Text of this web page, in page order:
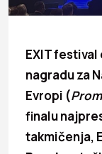
EXIT
nagradu za
Evropi (
finalu
takmičenja,